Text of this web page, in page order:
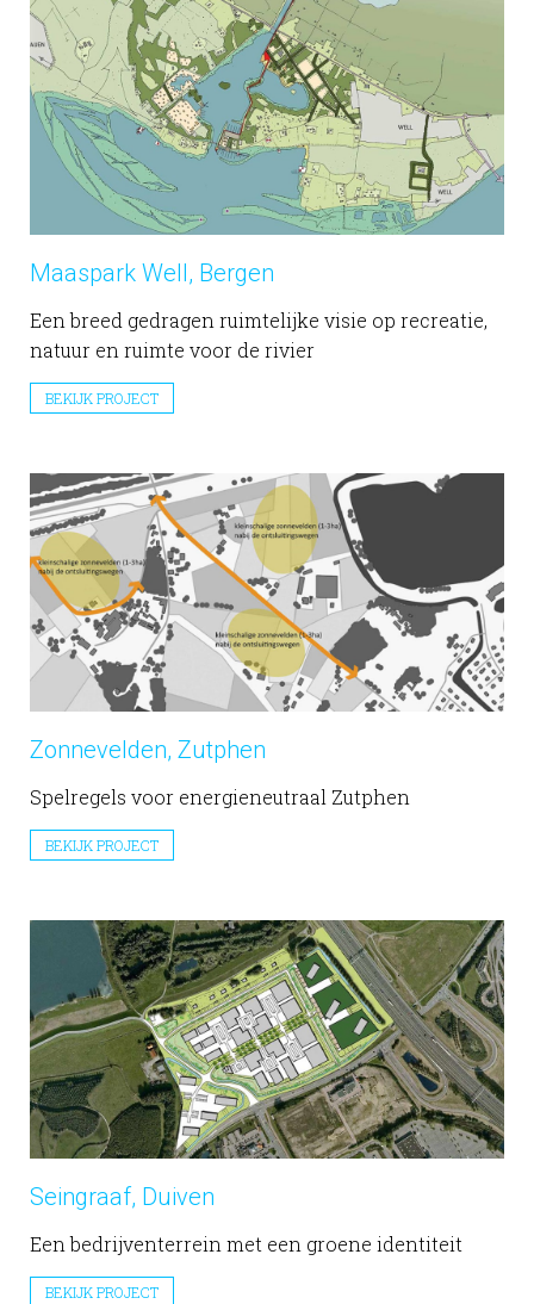
Maaspark Well, Bergen
Een breed gedragen ruimtelijke visie op recreatie,
natuur en ruimte voor de rivier
BEKIJK PROJECT
Zonnevelden, Zutphen
Spelregels voor energieneutraal Zutphen
BEKIJK PROJECT
Seingraaf, Duiven
Een bedrijventerrein met een groene identiteit
BEKIJK PROJECT